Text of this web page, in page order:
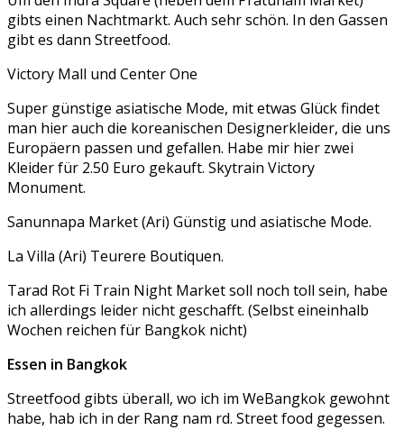
gibts einen Nachtmarkt. Auch sehr schön. In den Gassen
gibt es dann Streetfood.
Victory Mall und Center One
Super günstige asiatische Mode, mit etwas Glück findet
man hier auch die koreanischen Designerkleider, die uns
Europäern passen und gefallen. Habe mir hier zwei
Kleider für 2.50 Euro gekauft. Skytrain Victory
Monument.
Sanunnapa Market (Ari) Günstig und asiatische Mode.
La Villa (Ari) Teurere Boutiquen.
Tarad Rot Fi Train Night Market soll noch toll sein, habe
ich allerdings leider nicht geschafft. (Selbst eineinhalb
Wochen reichen für Bangkok nicht)
Essen in Bangkok
Streetfood gibts überall, wo ich im WeBangkok gewohnt
habe, hab ich in der Rang nam rd. Street food gegessen.